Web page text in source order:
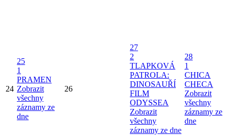
24
25
1
PRAMEN
Zobrazit
všechny
záznamy ze
dne
26
27
2
TLAPKOVÁ
PATROLA:
DINOSAUŘÍ
FILM
ODYSSEA
Zobrazit
všechny
záznamy ze dne
28
1
CHICA
CHECA
Zobrazit
všechny
záznamy ze
dne